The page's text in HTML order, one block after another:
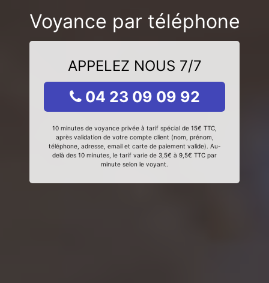
Voyance par téléphone
APPELEZ NOUS 7/7
04 23 09 09 92
10 minutes de voyance privée à tarif spécial de 15€ TTC,
après validation de votre compte client (nom, prénom,
téléphone, adresse, email et carte de paiement valide). Au-
delà des 10 minutes, le tarif varie de 3,5€ à 9,5€ TTC par
minute selon le voyant.